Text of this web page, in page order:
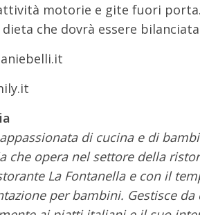
motorie e gite fuori
che dovrà essere
di cucina e di
che opera nel settore della
La Fontanella e con il
per bambini. Gestisce